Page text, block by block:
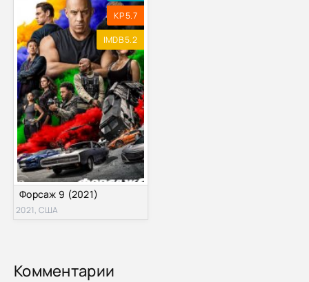
KP 5.7
IMDB 5.2
Форсаж 9 (2021)
2021, США
Комментарии